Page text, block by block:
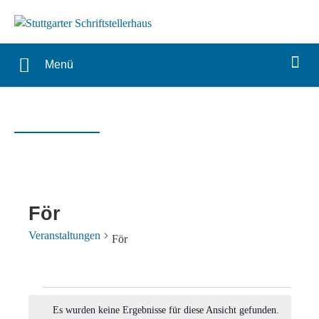
Menü
För
Veranstaltungen För
Es wurden keine Ergebnisse für diese Ansicht gefunden.